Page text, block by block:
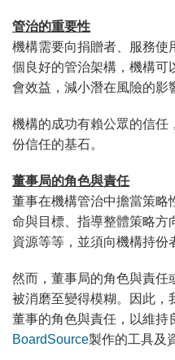
管治的重要性
機構需要向捐贈者、服務使
個良好的管治架構，機構可
會效益，減小潛在風險的影
機構的成功有賴公眾的信任
份信任的基石。
董事局的角色與責任
董事在機構管治中擔當策略
命與目標、指導整體策略方
資源等等，並須向機構持份
然而，董事局的角色與責任
被消磨至變得模糊。因此，
董事的角色與責任，以維持
BoardSource製作的工具及